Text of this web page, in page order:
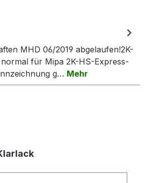
MHD 06/2019 abgelaufen!2K-
für Mipa 2K-HS-Express-
g… Mehr